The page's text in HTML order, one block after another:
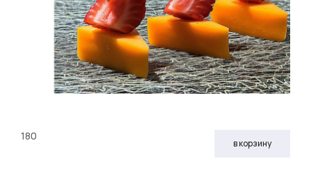
180
в корзину